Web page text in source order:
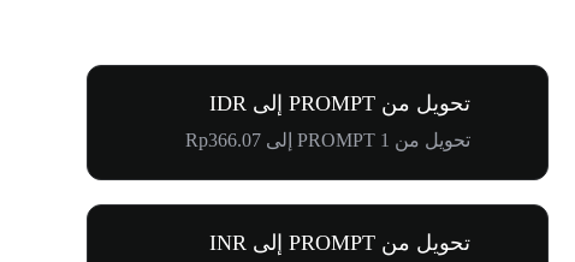
تحويل من PROMPT إلى IDR
تحويل من 1 PROMPT إلى Rp366.07
تحويل من PROMPT إلى INR